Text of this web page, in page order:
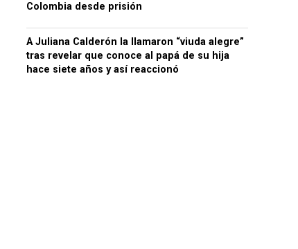
Colombia desde prisión
A Juliana Calderón la llamaron “viuda alegre”
tras revelar que conoce al papá de su hija
hace siete años y así reaccionó